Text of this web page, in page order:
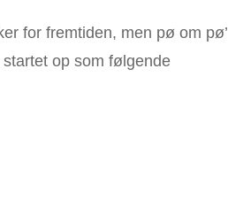
for fremtiden, men pø om pø’
op som følgende